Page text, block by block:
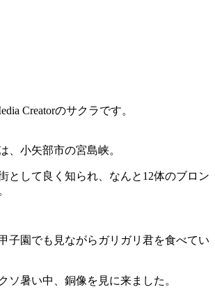
Creatorのサクラです。
、小矢部市の宮島峡。
として良く知られ、なんと12体のブロン
子園でも見ながらガリガリ君を食べてい
ソ暑い中、銅像を見に来ました。